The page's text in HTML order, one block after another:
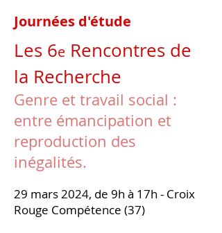
Journées d'étude
Les 6e Rencontres de
la Recherche
Genre et travail social :
entre émancipation et
reproduction des
inégalités.
29 mars 2024, de 9h à 17h - Croix
Rouge Compétence (37)